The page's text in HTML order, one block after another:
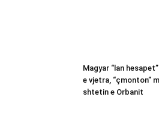
Magyar “lan
e vjetra, “çmonton”
shtetin e Orbanit